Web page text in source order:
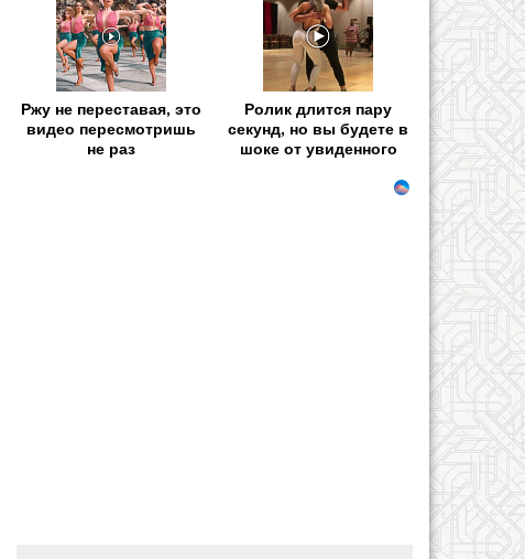
Ржу не переставая, это
видео пересмотришь
не раз
Ролик длится пару
секунд, но вы будете в
шоке от увиденного